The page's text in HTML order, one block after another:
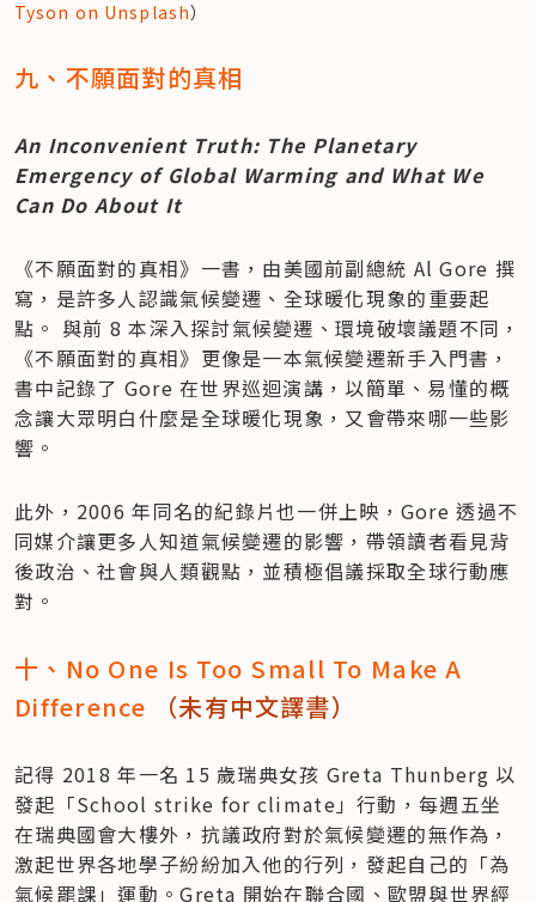
Tyson on Unsplash）
九、不願面對的真相
An Inconvenient Truth: The Planetary
Emergency of Global Warming and What We
Can Do About It
《不願面對的真相》一書，由美國前副總統 Al Gore 撰
寫，是許多人認識氣候變遷、全球暖化現象的重要起
點。 與前 8 本深入探討氣候變遷、環境破壞議題不同，
《不願面對的真相》更像是一本氣候變遷新手入門書，
書中記錄了 Gore 在世界巡迴演講，以簡單、易懂的概
念讓大眾明白什麼是全球暖化現象，又會帶來哪一些影
響。
此外，2006 年同名的紀錄片也一併上映，Gore 透過不
同媒介讓更多人知道氣候變遷的影響，帶領讀者看見背
後政治、社會與人類觀點，並積極倡議採取全球行動應
對。
十、No One Is Too Small To Make A
Difference
（未有中文譯書）
記得 2018 年一名 15 歲瑞典女孩 Greta Thunberg 以
發起「School strike for climate」行動，每週五坐
在瑞典國會大樓外，抗議政府對於氣候變遷的無作為，
激起世界各地學子紛紛加入他的行列，發起自己的「為
氣候罷課」運動。Greta 開始在聯合國、歐盟與世界經